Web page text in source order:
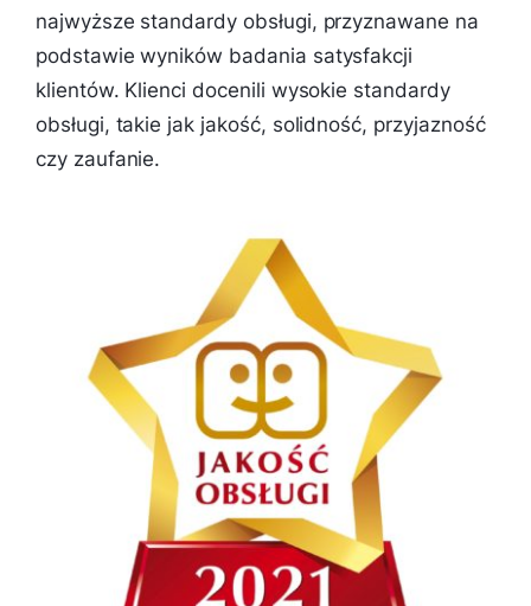
najwyższe standardy obsługi, przyznawane na
podstawie wyników badania satysfakcji
klientów. Klienci docenili wysokie standardy
obsługi, takie jak jakość, solidność, przyjazność
czy zaufanie.